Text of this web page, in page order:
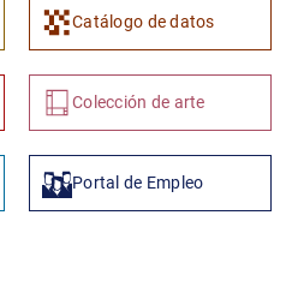
Catálogo de datos
Colección de arte
Portal de Empleo